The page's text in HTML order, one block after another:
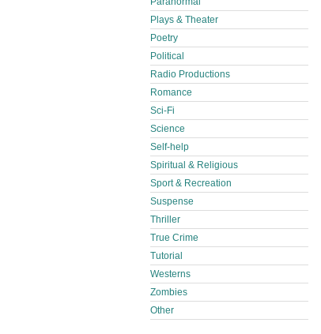
Plays & Theater
Poetry
Political
Radio Productions
Romance
Sci-Fi
Science
Self-help
Spiritual & Religious
Sport & Recreation
Suspense
Thriller
True Crime
Tutorial
Westerns
Zombies
Other